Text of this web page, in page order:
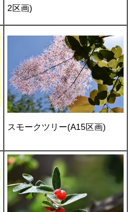
2区画)
スモークツリー(A15区画)